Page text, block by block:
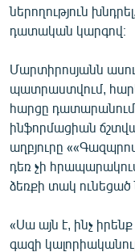
ներողություն
դատական կարգով։
Մարտիրոսյանն
պատրաստվում,
հարցը դատարանում
ինֆորմացիան
աղբյուրը
դեռ չի
ձեռքի տակ ունեցած
«Սա այն է, ինչ
գազի